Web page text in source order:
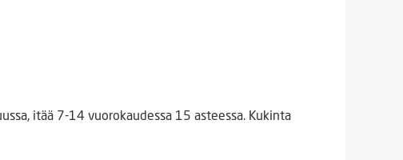
itää 7-14 vuorokaudessa 15 asteessa. Kukinta